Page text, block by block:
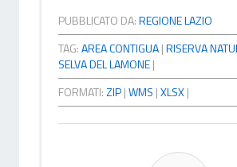
PUBBLICATO DA:REGIONE LAZIO
TAG:AREA CONTIGUA|RISERVA
SELVA DEL LAMONE|
FORMATI:ZIP|WMS |XLSX|